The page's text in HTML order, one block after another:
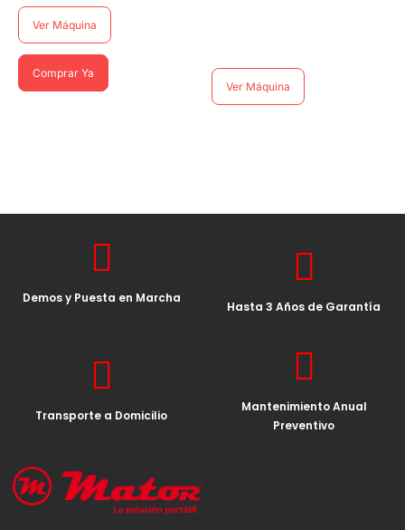
Ver Máquina
Comprar Ya
Ver Máquina
Demos y Puesta en Marcha
Hasta 3 Años de Garantía
Transporte a Domicilio
Mantenimiento Anual
Preventivo